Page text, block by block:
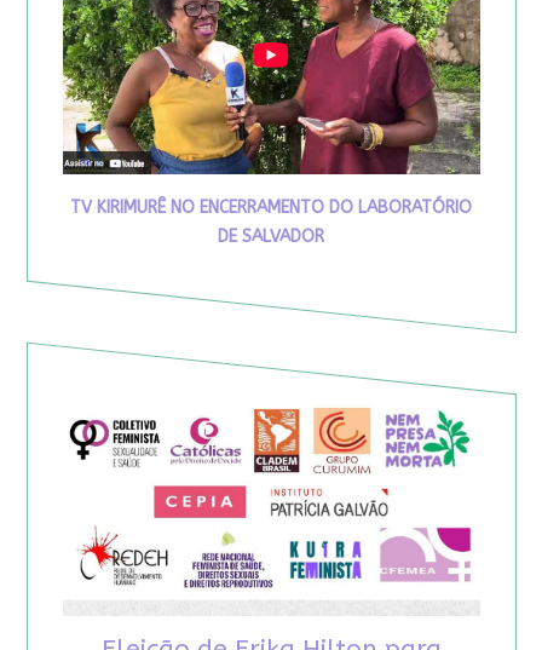
TV KIRIMURÊ NO ENCERRAMENTO DO LABORATÓRIO
DE SALVADOR